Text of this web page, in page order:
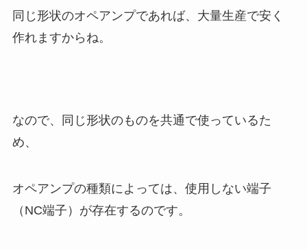
同じ形状のオペアンプであれば、大量生産で安く
作れますからね。
なので、同じ形状のものを共通で使っているた
め、
オペアンプの種類によっては、使用しない端子
（NC端子）が存在するのです。